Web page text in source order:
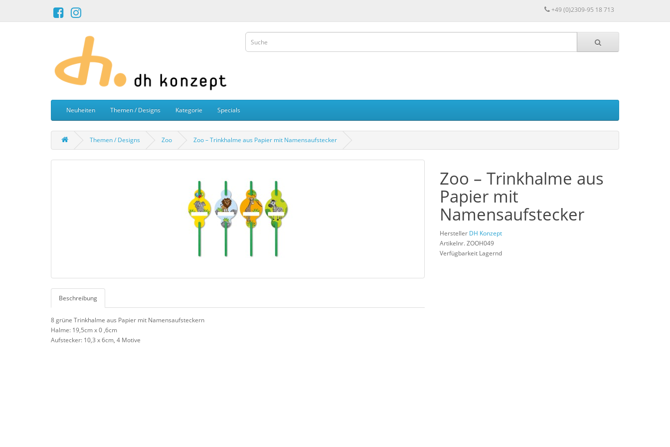
+49 (0)2309-95 18 713
Neuheiten Themen / Designs Kategorie Specials
Themen / Designs Zoo Zoo – Trinkhalme aus Papier mit Namensaufstecker
Beschreibung
8 grüne Trinkhalme aus Papier mit Namensaufsteckern
Halme: 19,5cm x 0 ,6cm
Aufstecker: 10,3 x 6cm, 4 Motive
Zoo – Trinkhalme aus
Papier mit
Namensaufstecker
Hersteller DH Konzept
Artikelnr. ZOOH049
Verfügbarkeit Lagernd